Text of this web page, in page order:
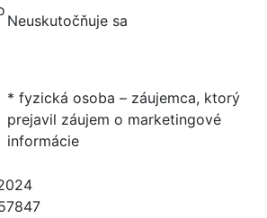
Neuskutočňuje sa
* fyzická osoba – záujemca, ktorý
prejavil záujem o marketingové
informácie